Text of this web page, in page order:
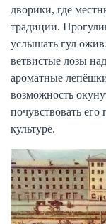
дворики, где
традиции.
услышать гул
ветвистые лозы
ароматные
возможность
почувствовать
культуре.